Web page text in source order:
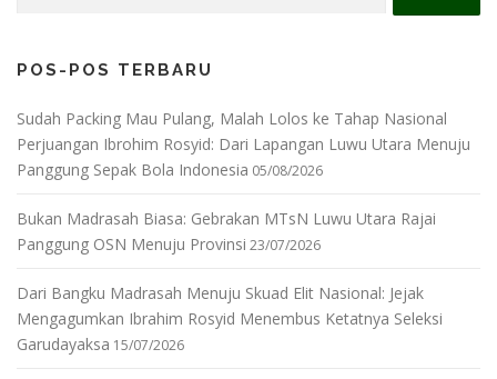
POS-POS TERBARU
Sudah Packing Mau Pulang, Malah Lolos ke Tahap Nasional
Perjuangan Ibrohim Rosyid: Dari Lapangan Luwu Utara Menuju
Panggung Sepak Bola Indonesia 05/08/2026
Bukan Madrasah Biasa: Gebrakan MTsN Luwu Utara Rajai
Panggung OSN Menuju Provinsi 23/07/2026
Dari Bangku Madrasah Menuju Skuad Elit Nasional: Jejak
Mengagumkan Ibrahim Rosyid Menembus Ketatnya Seleksi
Garudayaksa 15/07/2026